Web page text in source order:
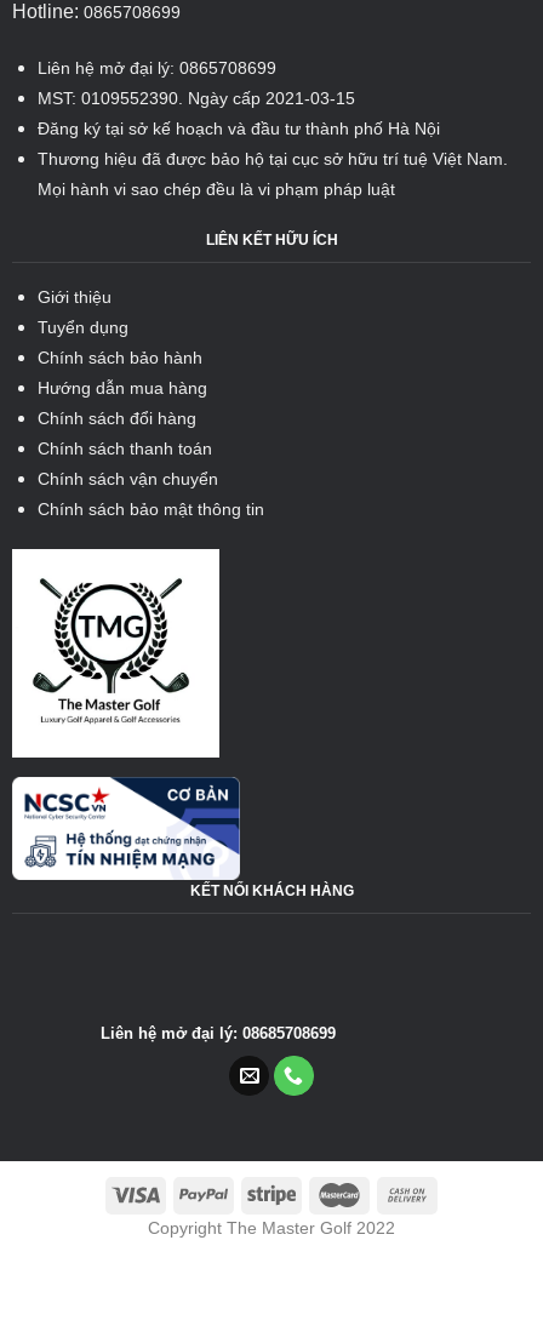
Hotline: 0865708699
Liên hệ mở đại lý: 0865708699
MST: 0109552390. Ngày cấp 2021-03-15
Đăng ký tại sở kế hoạch và đầu tư thành phố Hà Nội
Thương hiệu đã được bảo hộ tại cục sở hữu trí tuệ Việt Nam.
Mọi hành vi sao chép đều là vi phạm pháp luật
LIÊN KẾT HỮU ÍCH
Giới thiệu
Tuyển dụng
Chính sách bảo hành
Hướng dẫn mua hàng
Chính sách đổi hàng
Chính sách thanh toán
Chính sách vận chuyển
Chính sách bảo mật thông tin
KẾT NỐI KHÁCH HÀNG
Liên hệ mở đại lý: 08685708699
Copyright The Master Golf 2022